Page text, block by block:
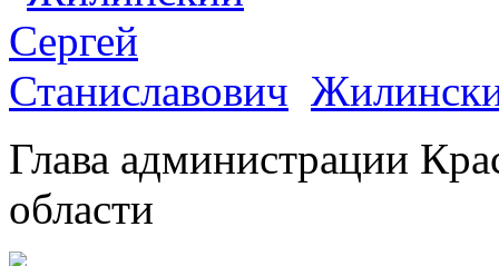
Глава администрации
области